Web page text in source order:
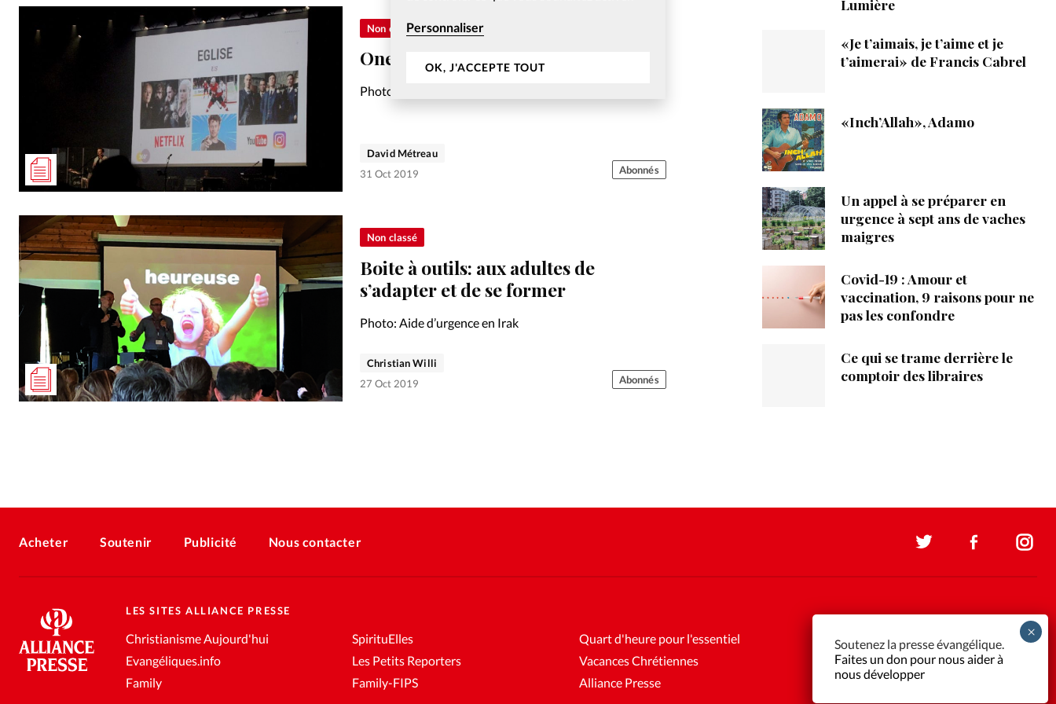
Personnaliser
OK, J'ACCEPTE TOUT
Non classé
One’, les raisons d’un succès
Photo: Aide d’urgence en Irak
David Métreau
31 Oct 2019
Abonnés
Non classé
Boite à outils: aux adultes de
s’adapter et de se former
Photo: Aide d’urgence en Irak
Christian Willi
27 Oct 2019
Abonnés
Lumière
«Je t’aimais, je t’aime et je
t’aimerai» de Francis Cabrel
«Inch’Allah», Adamo
Un appel à se préparer en
urgence à sept ans de vaches
maigres
Covid-19 : Amour et
vaccination, 9 raisons pour ne
pas les confondre
Ce qui se trame derrière le
comptoir des libraires
Acheter Soutenir Publicité Nous contacter
LES SITES ALLIANCE PRESSE
Christianisme Aujourd'hui
Evangéliques.info
Family
SpirituElles
Les Petits Reporters
Family-FIPS
Quart d'heure pour l'essentiel
Vacances Chrétiennes
Alliance Presse
Soutenez la presse évangélique.
Faites un don pour nous aider à
nous développer